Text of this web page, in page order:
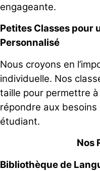
engageante.
Petites Classes pour
Personnalisé
Nous croyons en
individuelle. Nos
taille pour permettre
répondre aux
étudiant.
Nos
Bibliothèque de